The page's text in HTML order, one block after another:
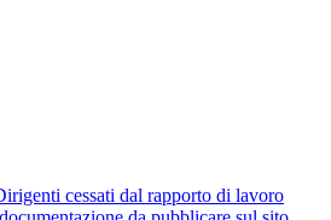
cessati dal rapporto di lavoro